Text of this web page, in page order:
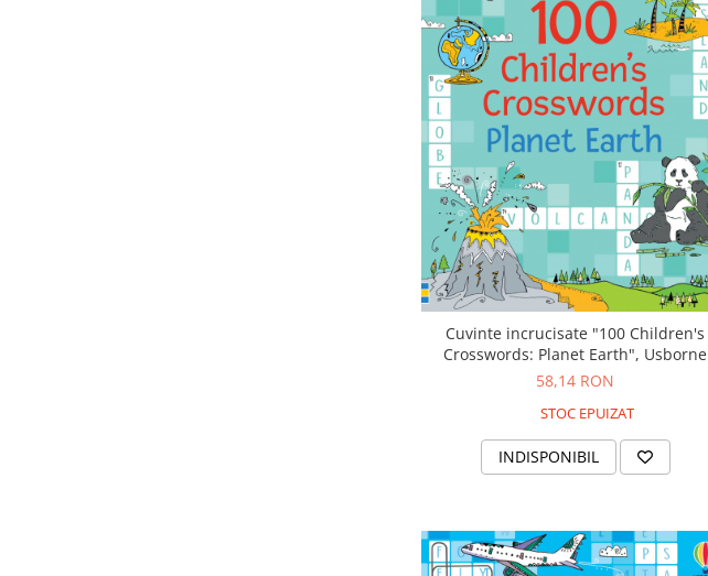
Cuvinte incrucisate "100 Children's
Crosswords: Planet Earth", Usborne
58,14 RON
STOC EPUIZAT
INDISPONIBIL